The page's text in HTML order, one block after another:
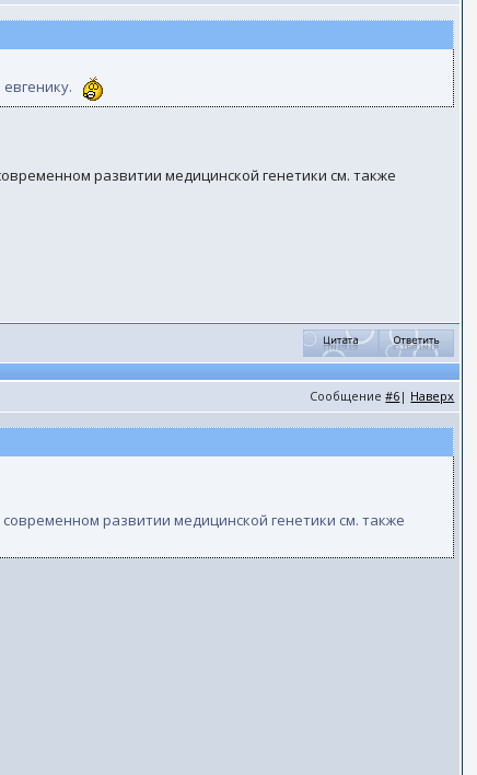
развитии медицинской генетики см. также
Сообщение#6 | Наверх
развитии медицинской генетики см. также